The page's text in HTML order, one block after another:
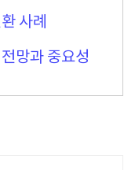
사례
망과 중요성